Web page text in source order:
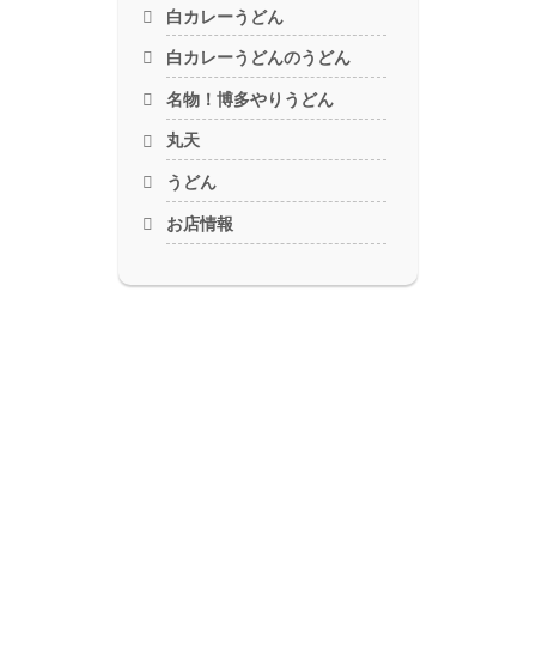
白カレーうどん
白カレーうどんのうどん
名物！博多やりうどん
丸天
うどん
お店情報